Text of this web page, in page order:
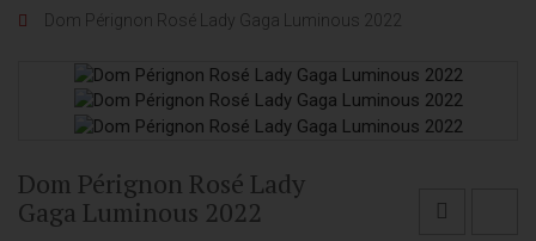
Dom Pérignon Rosé Lady Gaga Luminous 2022
Dom Pérignon Rosé Lady
Gaga Luminous 2022